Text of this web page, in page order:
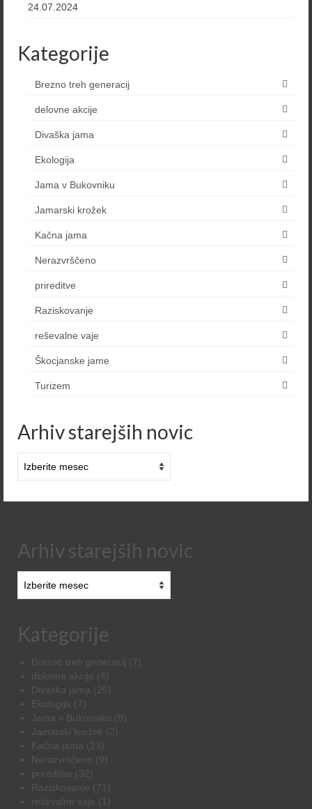
24.07.2024
Kategorije
Brezno treh generacij
delovne akcije
Divaška jama
Ekologija
Jama v Bukovniku
Jamarski krožek
Kačna jama
Nerazvrščeno
prireditve
Raziskovanje
reševalne vaje
Škocjanske jame
Turizem
Arhiv starejših novic
starejših
Arhiv starejših novic
starejših
Kategorije
Brezno treh generacij (7)
delovne akcije (4)
Divaška jama (25)
Ekologija (7)
Jama v Bukovniku
(8)
Jamarski krožek (2)
Kačna jama (13)
Nerazvrščeno (9)
prireditve (32)
Raziskovanje (71)
reševalne vaje (1)